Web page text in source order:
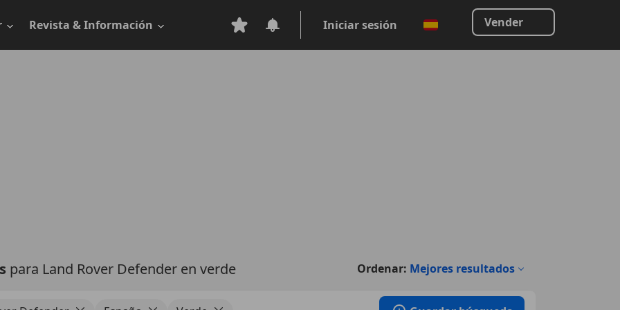
Revista & Información Iniciar sesión Vender
para Land Rover Defender en verde Ordenar: Mejores resultados